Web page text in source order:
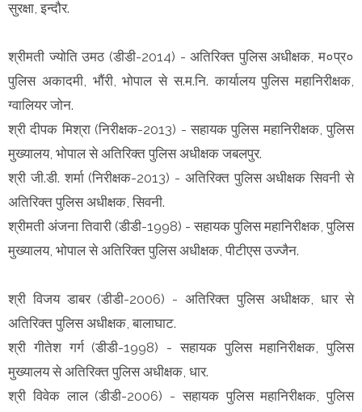
सुरक्षा, इन्दौर.
श्रीमती ज्योति उमठ (डीडी-2014) - अतिरिक्त पुलिस अधीक्षक, म०प्र०
पुलिस अकादमी, भौंरी, भोपाल से स.म.नि. कार्यालय पुलिस महानिरीक्षक,
ग्वालियर जोन.
श्री दीपक मिश्रा (निरीक्षक-2013) - सहायक पुलिस महानिरीक्षक, पुलिस
मुख्यालय, भोपाल से अतिरिक्त पुलिस अधीक्षक जबलपुर.
श्री जी.डी. शर्मा (निरीक्षक-2013) - अतिरिक्त पुलिस अधीक्षक सिवनी से
अतिरिक्त पुलिस अधीक्षक, सिवनी.
श्रीमती अंजना तिवारी (डीडी-1998) - सहायक पुलिस महानिरीक्षक, पुलिस
मुख्यालय, भोपाल से अतिरिक्त पुलिस अधीक्षक, पीटीएस उज्जैन.
श्री विजय डाबर (डीडी-2006) - अतिरिक्त पुलिस अधीक्षक, धार से
अतिरिक्त पुलिस अधीक्षक, बालाघाट.
श्री गीतेश गर्ग (डीडी-1998) - सहायक पुलिस महानिरीक्षक, पुलिस
मुख्यालय से अतिरिक्त पुलिस अधीक्षक, धार.
श्री विवेक लाल (डीडी-2006) - सहायक पुलिस महानिरीक्षक, पुलिस